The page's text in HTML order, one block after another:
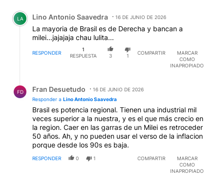
Comentario de Lino Antonio Saavedra.
LA Lino Antonio Saavedra 16 DE JUNIO DE 2026
La mayoria de Brasil es de Derecha y bancan a
milei...jajajaja chau lulita...
RESPONDER
1
RESPUESTA
3 1
COMPARTIR
MARCAR
COMO
INAPROPIADO
FD Fran Desuetudo
16 DE JUNIO DE 2026
Responder a Lino Antonio Saavedra
Brasil es potencia regional. Tienen una industrial mil
veces superior a la nuestra, y es el que más crecio en
la region. Caer en las garras de un Milei es retroceder
50 años. Ah, y no pueden usar el verso de la inflacion
porque desde los 90s es baja.
RESPONDER 0 1 COMPARTIR
MARCAR
COMO
INAPROPIADO